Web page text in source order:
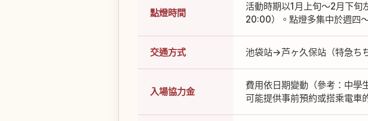
點燈時間
活動時期以1月上旬〜2月下
20:00）。點燈多集中於週四
交通方式 池袋站→芦ヶ久保站（特急ち
入場協力金
費用依日期變動（參考：中
可能提供事前預約或搭乘電車